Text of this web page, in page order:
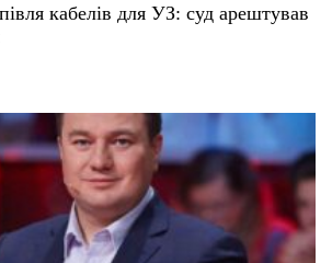
кабелів для УЗ: суд арештував